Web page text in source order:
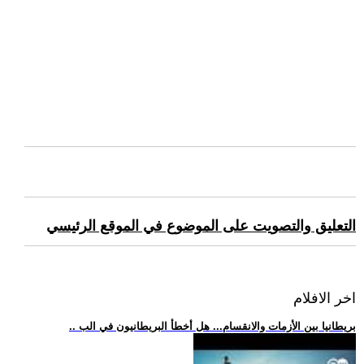
التعليق والتصويت على الموضوع في الموقع الرئيسي
اخر الافلام
.. بريطانيا بين الأزمات والانقسام... هل أخطأ البريطانيون في الب